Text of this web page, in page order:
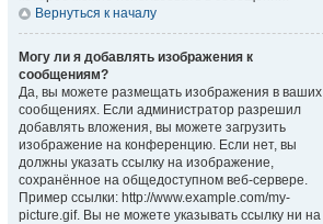
Вернуться к началу
Могу ли я добавлять изображения к
сообщениям?
Да, вы можете размещать изображения в ваших
сообщениях. Если администратор разрешил
добавлять вложения, вы можете загрузить
изображение на конференцию. Если нет, вы
должны указать ссылку на изображение,
сохранённое на общедоступном веб-сервере.
Пример ссылки: http://www.example.com/my-
picture.gif. Вы не можете указывать ссылку ни на